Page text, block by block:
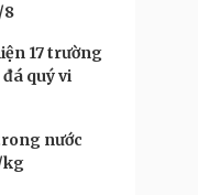
8
17 trường
quý vi
nước
kg